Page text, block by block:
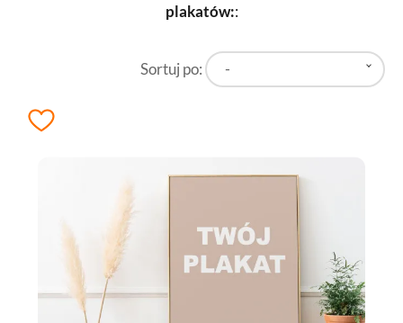
plakatów::
Sortuj po: -